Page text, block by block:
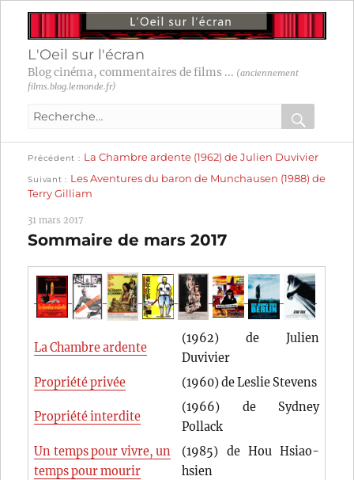
L'Oeil sur l'écran
Blog cinéma, commentaires de films ... (anciennement
films.blog.lemonde.fr)
Recherche
:
OK
Navigation
de
l’article
Précédent
précédente :
La Chambre ardente (1962) de Julien Duvivier
Suivant
suivante :
Les Aventures du baron de Munchausen (1988) de
Terry Gilliam
31 mars 2017
Sommaire de mars 2017
La Chambre ardente
(1962) de Julien
Duvivier
Propriété privée
(1960) de Leslie Stevens
Propriété interdite
(1966) de Sydney
Pollack
Un temps pour vivre, un
temps pour mourir
(1985) de Hou Hsiao-
hsien